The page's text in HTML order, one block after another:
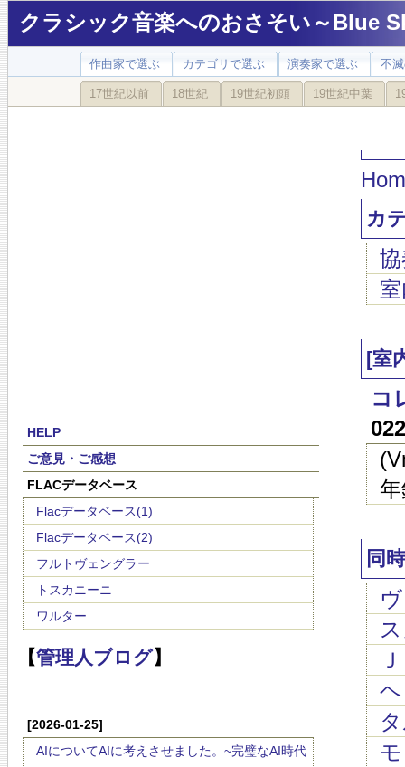
クラシック音楽へのおさそい～Blue
作曲家で選ぶ カテゴリで選ぶ 演奏家で選ぶ 不
17世紀以前 18世紀 19世紀初頭 19世紀中葉
HELP
ご意見・ご感想
FLACデータベース
Flacデータベース(1)
Flacデータベース(2)
フルトヴェングラー
トスカニーニ
ワルター
【管理人ブログ】
[2026-01-25]
AIについてAIに考えさせました。~完璧なAI時代
カ
[室
コ
同